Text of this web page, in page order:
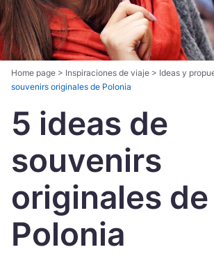
Italiano Magyar
Nederlands 日本語
Português Norsk
Україна
Zamknij
Home page > Inspiraciones de viaje > Ideas y
souvenirs originales de Polonia
5 ideas de
souvenirs
originales de
Polonia